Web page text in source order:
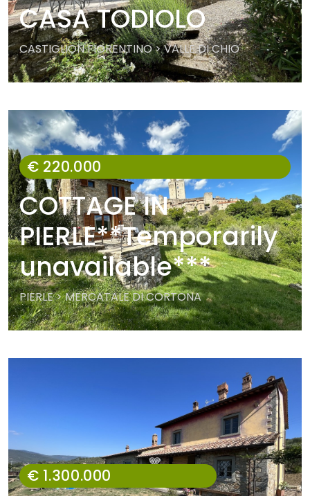
CASA TODIOLO
CASTIGLION FIORENTINO > VALLE DI CHIO
€ 220.000
COTTAGE IN
PIERLE**Temporarily
unavailable***
PIERLE > MERCATALE DI CORTONA
€ 1.300.000